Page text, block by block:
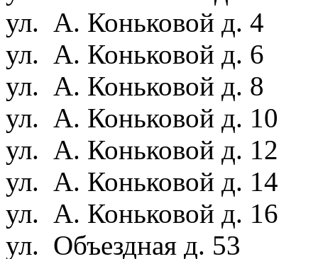
ул. А. Коньковой д. 4
ул. А. Коньковой д. 6
ул. А. Коньковой д. 8
ул. А. Коньковой д. 10
ул. А. Коньковой д. 12
ул. А. Коньковой д. 14
ул. А. Коньковой д. 16
ул. Объездная д. 53